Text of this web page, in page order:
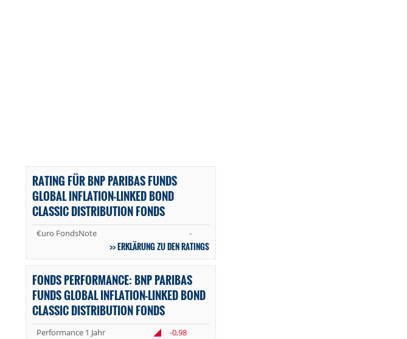
RATING FÜR BNP PARIBAS FUNDS
GLOBAL INFLATION-LINKED BOND
CLASSIC DISTRIBUTION FONDS
€uro FondsNote -
ERKLÄRUNG ZU DEN RATINGS
FONDS PERFORMANCE: BNP PARIBAS
FUNDS GLOBAL INFLATION-LINKED BOND
CLASSIC DISTRIBUTION FONDS
Performance 1 Jahr
-0,98